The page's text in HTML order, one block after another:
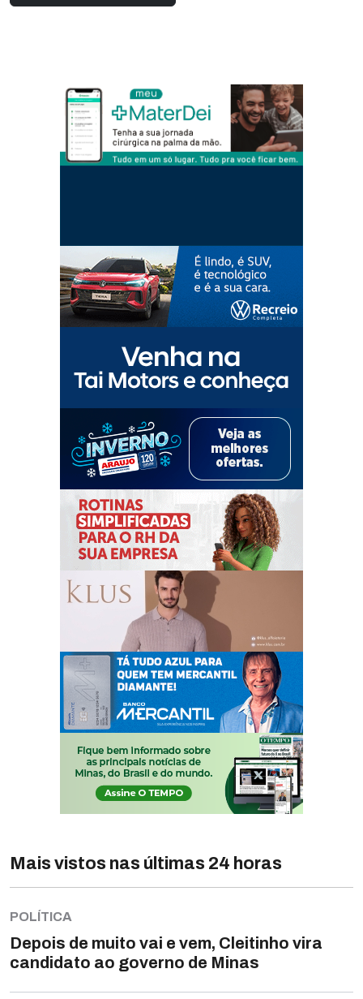
Mais vistos nas últimas 24 horas
POLÍTICA
Depois de muito vai e vem, Cleitinho vira
candidato ao governo de Minas